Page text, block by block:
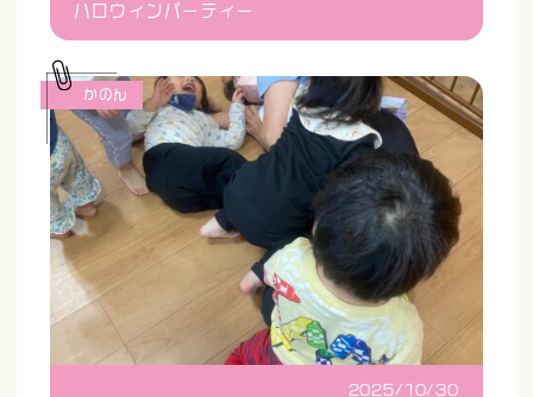
ハロウィンパーティー
2025/10/30
かのん